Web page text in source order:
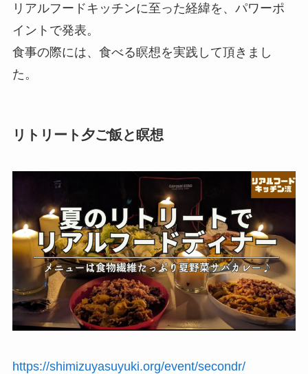
リアルフードキッチンに至った経緯を、パワーポ
イントで発表。
食事の際には、食べる瞑想を実践して頂きまし
た。
リトリート夕ご飯と瞑想
https://shimizuyasuyuki.org/event/secondr/